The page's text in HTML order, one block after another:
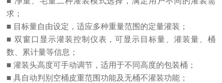
求；
■ 目标量自由设定，适应多种重量范围的定量灌装；
■ 双窗口显示灌装控制仪表，可显示目标量、灌装量、桶
数、累计量等信息；
■ 灌装头高度可手动调节，适用于不同高度的包装桶；
■ 具自动判别空桶皮重范围功能及无桶不灌装功能；